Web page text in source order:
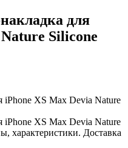
для
Silicone
iPhone XS Max Devia Nature
iPhone XS Max Devia Nature
характеристики. Доставка